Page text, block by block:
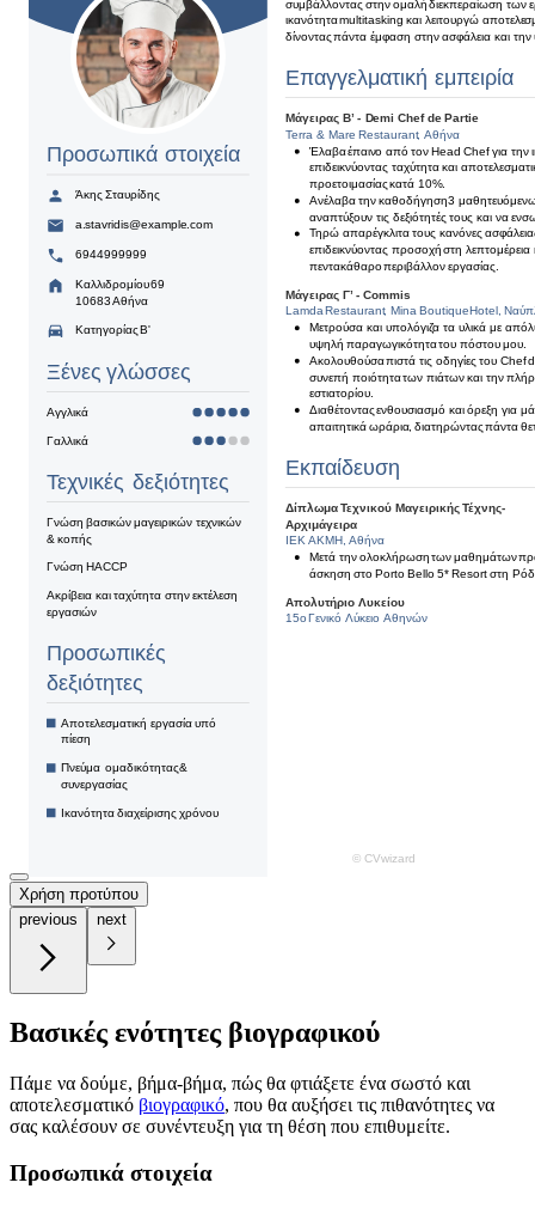
Χρήση προτύπου
previous
next
Βασικές ενότητες βιογραφικού
Πάμε να δούμε, βήμα-βήμα, πώς θα φτιάξετε ένα σωστό και
αποτελεσματικό βιογραφικό, που θα αυξήσει τις πιθανότητες να
σας καλέσουν σε συνέντευξη για τη θέση που επιθυμείτε.
Προσωπικά στοιχεία